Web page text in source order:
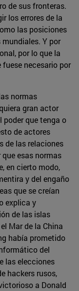
de sus fronteras.
los errores de la
las posiciones
Y por
por lo que la
necesario por
normas
gran actor
poder que tenga o
de actores
de las relaciones
esas normas
en cierto modo,
y del engaño
que se creían
explica y
de las islas
Mar de la China
había prometido
del
las elecciones
hackers rusos,
a Donald